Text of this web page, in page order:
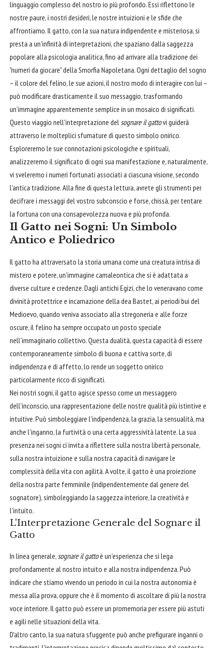
linguaggio complesso del nostro io più profondo. Essi riflettono le
nostre paure, i nostri desideri, le nostre intuizioni e le sfide che
affrontiamo. Il gatto, con la sua natura indipendente e misteriosa, si
presta a un'infinità di interpretazioni, che spaziano dalla saggezza
popolare alla psicologia analitica, fino ad arrivare alla tradizione dei
"numeri da giocare" della Smorfia Napoletana. Ogni dettaglio del sogno
– il colore del felino, le sue azioni, il nostro modo di interagire con lui –
può modificare drasticamente il suo messaggio, trasformando
un'immagine apparentemente semplice in un mosaico di significati.
Questo viaggio nell'interpretazione delsognare il gattovi guiderà
attraverso le molteplici sfumature di questo simbolo onirico.
Esploreremo le sue connotazioni psicologiche e spirituali,
analizzeremo il significato di ogni sua manifestazione e, naturalmente,
vi sveleremo i numeri fortunati associati a ciascuna visione, secondo
l'antica tradizione. Alla fine di questa lettura, avrete gli strumenti per
decifrare i messaggi del vostro subconscio e forse, chissà, per tentare
la fortuna con una consapevolezza nuova e più profonda.
Il Gatto nei Sogni: Un Simbolo
Antico e Poliedrico
Il gatto ha attraversato la storia umana come una creatura intrisa di
mistero e potere, un'immagine camaleontica che si è adattata a
diverse culture e credenze. Dagli antichi Egizi, che lo veneravano come
divinità protettrice e incarnazione della dea Bastet, ai periodi bui del
Medioevo, quando veniva associato alla stregoneria e alle forze
oscure, il felino ha sempre occupato un posto speciale
nell'immaginario collettivo. Questa dualità, questa capacità di essere
contemporaneamente simbolo di buona e cattiva sorte, di
indipendenza e di affetto, lo rende un soggetto onirico
particolarmente ricco di significati.
Nei nostri sogni, il gatto agisce spesso come un messaggero
dell'inconscio, una rappresentazione delle nostre qualità più istintive e
intuitive. Può simboleggiare l'indipendenza, la grazia, la sensualità, ma
anche l'inganno, la furtività o una certa aggressività latente. La sua
presenza nei sogni ci invita a riflettere sulla nostra libertà personale,
sulla nostra intuizione e sulla nostra capacità di navigare le
complessità della vita con agilità. A volte, il gatto è una proiezione
della nostra parte femminile (indipendentemente dal genere del
sognatore), simboleggiando la saggezza interiore, la creatività e
l'intuito.
L'Interpretazione Generale del Sognare il
Gatto
In linea generale, sognare il gattoè un'esperienza che si lega
profondamente al nostro intuito e alla nostra indipendenza. Può
indicare che stiamo vivendo un periodo in cui la nostra autonomia è
messa alla prova, oppure che è il momento di ascoltare di più la nostra
voce interiore. Il gatto può essere un promemoria per essere più astuti
e agili nelle situazioni della vita.
D'altro canto, la sua natura sfuggente può anche prefigurare inganni o